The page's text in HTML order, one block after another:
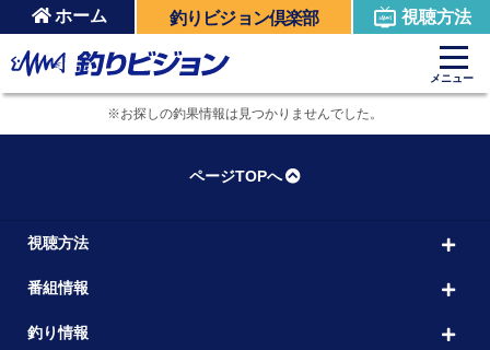
ホーム 釣りビジョン倶楽部 視聴方法
メニュー
※お探しの釣果情報は見つかりませんでした。
ページTOPへ
視聴方法
番組情報
釣り情報